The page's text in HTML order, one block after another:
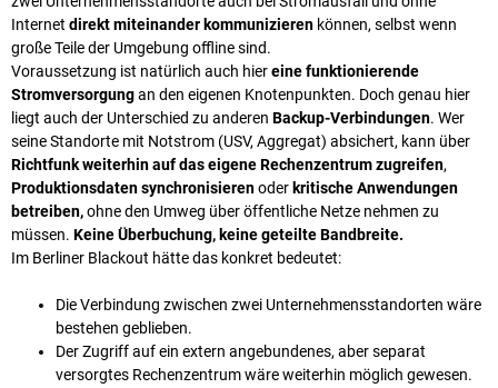
Internet direkt miteinander kommunizieren können, selbst wenn
große Teile der Umgebung offline sind.
Voraussetzung ist natürlich auch hiereine funktionierende
Stromversorgungan den eigenen Knotenpunkten. Doch genau hier
liegt auch der Unterschied zu anderen Backup-Verbindungen. Wer
seine Standorte mit Notstrom (USV, Aggregat) absichert, kann über
Richtfunk weiterhin auf das eigene Rechenzentrum zugreifen,
Produktionsdaten synchronisierenoder kritische Anwendungen
betreiben,ohne den Umweg über öffentliche Netze nehmen zu
müssen. Keine Überbuchung, keine geteilte Bandbreite.
Im Berliner Blackout hätte das konkret bedeutet:
Die Verbindung zwischen zwei Unternehmensstandorten wäre
bestehen geblieben.
Der Zugriff auf ein extern angebundenes, aber separat
versorgtes Rechenzentrum wäre weiterhin möglich gewesen.